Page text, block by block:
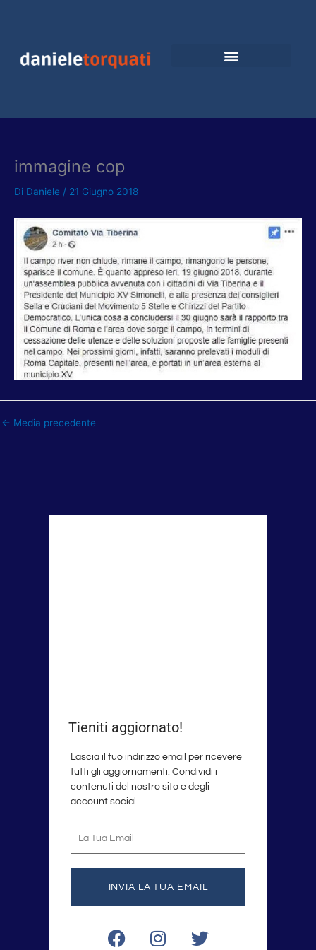
immagine cop
Di Daniele / 21 Giugno 2018
← Media precedente
Tieniti aggiornato!
Lascia il tuo indirizzo email per ricevere
tutti gli aggiornamenti. Condividi i
contenuti del nostro sito e degli
account social.
INVIA LA TUA EMAIL
F
I
T